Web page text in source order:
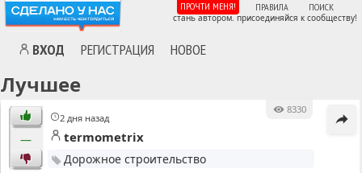
ВХОД РЕГИСТРАЦИЯ НОВОЕ
ПРОЧТИ МЕНЯ! ПРАВИЛА ПОИСК
стань автором. присоединяйся к сообществу!
Лучшее
2 дня назад
8330
— termometrix
Дорожное строительство